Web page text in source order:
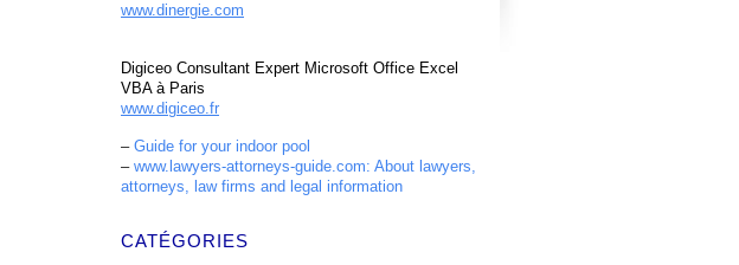
www.dinergie.com
Digiceo Consultant Expert Microsoft Office Excel
VBA à Paris
www.digiceo.fr
– Guide for your indoor pool
– www.lawyers-attorneys-guide.com: About lawyers,
attorneys, law firms and legal information
CATÉGORIES